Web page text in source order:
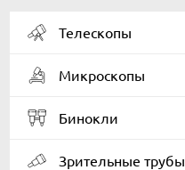
Телескопы
Микроскопы
Бинокли
Зрительные трубы